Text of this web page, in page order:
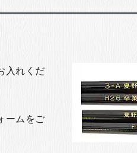
入れくだ
ームをご